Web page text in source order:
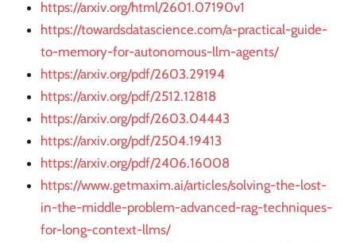
https://arxiv.org/html/2601.07190v1
https://towardsdatascience.com/a-practical-guide-
to-memory-for-autonomous-llm-agents/
https://arxiv.org/pdf/2603.29194
https://arxiv.org/pdf/2512.12818
https://arxiv.org/pdf/2603.04443
https://arxiv.org/pdf/2504.19413
https://arxiv.org/pdf/2406.16008
https://www.getmaxim.ai/articles/solving-the-lost-
in-the-middle-problem-advanced-rag-techniques-
for-long-context-llms/